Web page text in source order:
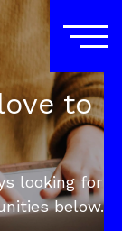
to
looking for
below.